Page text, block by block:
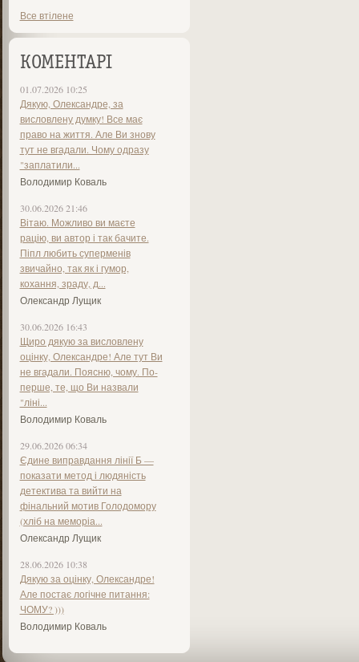
Все втілене
КОМЕНТАРІ
01.07.2026 10:25
Дякую, Олександре, за
висловлену думку! Все має
право на життя. Але Ви знову
тут не вгадали. Чому одразу
"заплатили...
Володимир Коваль
30.06.2026 21:46
Вітаю. Можливо ви маєте
рацію, ви автор і так бачите.
Піпл любить суперменів
звичайно, так як і гумор,
кохання, зраду, д...
Олександр Лущик
30.06.2026 16:43
Щиро дякую за висловлену
оцінку, Олександре! Але тут Ви
не вгадали. Поясню, чому. По-
перше, те, що Ви назвали
"ліні...
Володимир Коваль
29.06.2026 06:34
Єдине виправдання лінії Б —
показати метод і людяність
детектива та вийти на
фінальний мотив Голодомору
(хліб на меморіа...
Олександр Лущик
28.06.2026 10:38
Дякую за оцінку, Олександре!
Але постає логічне питання:
ЧОМУ? )))
Володимир Коваль